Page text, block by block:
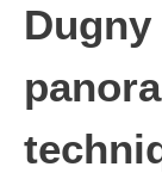
Dugny